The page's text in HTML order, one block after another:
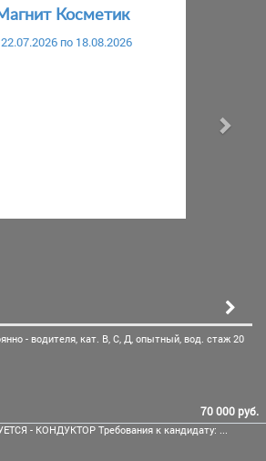
Косметик
по 18.08.2026
- водителя, кат. В, С, Д, опытный, вод. стаж 20
70 000 руб.
- КОНДУКТОР Требования к кандидату: ...